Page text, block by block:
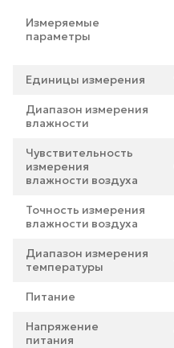
Измеряемые
параметры
Единицы измерения
Диапазон измерения
влажности
Чувствительность
измерения
влажности воздуха
Точность измерения
влажности воздуха
Диапазон измерения
температуры
Питание
Напряжение
питания